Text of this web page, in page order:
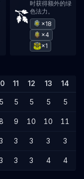
时获得额外的绿
色法力。
×18
×4
×1
11 12 13 14
5 5 5 5 5
9 10 10 11
3 3 3 3
3 3 4 4